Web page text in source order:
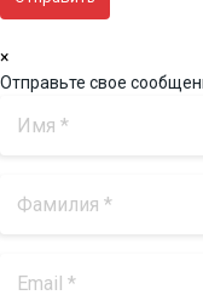
×
Отправьте свое